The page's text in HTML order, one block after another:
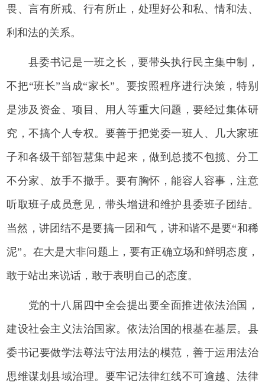
畏、言有所戒、行有所止，处理好公和私、情和法、
利和法的关系。
县委书记是一班之长，要带头执行民主集中制，
不把“班长”当成“家长”。要按照程序进行决策，特别
是涉及资金、项目、用人等重大问题，要经过集体研
究，不搞个人专权。要善于把党委一班人、几大家班
子和各级干部智慧集中起来，做到总揽不包揽、分工
不分家、放手不撒手。要有胸怀，能容人容事，注意
听取班子成员意见，带头增进和维护县委班子团结。
当然，讲团结不是要搞一团和气，讲和谐不是要“和稀
泥”。在大是大非问题上，要有正确立场和鲜明态度，
敢于站出来说话，敢于表明自己的态度。
党的十八届四中全会提出要全面推进依法治国，
建设社会主义法治国家。依法治国的根基在基层。县
委书记要做学法尊法守法用法的模范，善于运用法治
思维谋划县域治理。要牢记法律红线不可逾越、法律